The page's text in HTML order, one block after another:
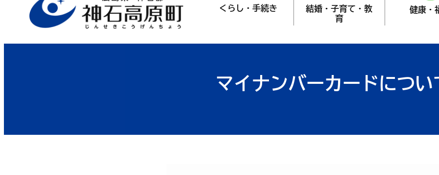
くらし・手続き
結婚・子育て・教
育
健康・
ホーム > 行政サイト > 役場案内
マイナンバーカードについ